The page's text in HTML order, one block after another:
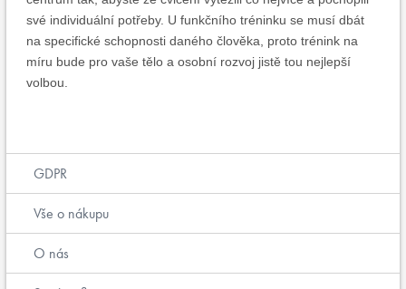
své individuální potřeby. U funkčního tréninku se musí dbát
na specifické schopnosti daného člověka, proto trénink na
míru bude pro vaše tělo a osobní rozvoj jistě tou nejlepší
volbou.
GDPR
Vše o nákupu
O nás